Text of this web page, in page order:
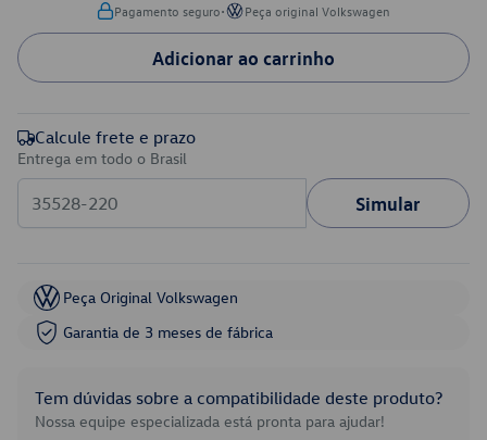
Pagamento seguro• Peça original Volkswagen
Adicionar ao carrinho
Calcule frete e prazo
Entrega em todo o Brasil
Simular
Peça Original Volkswagen
Garantia de 3 meses de fábrica
Tem dúvidas sobre a compatibilidade deste produto?
Nossa equipe especializada está pronta para ajudar!